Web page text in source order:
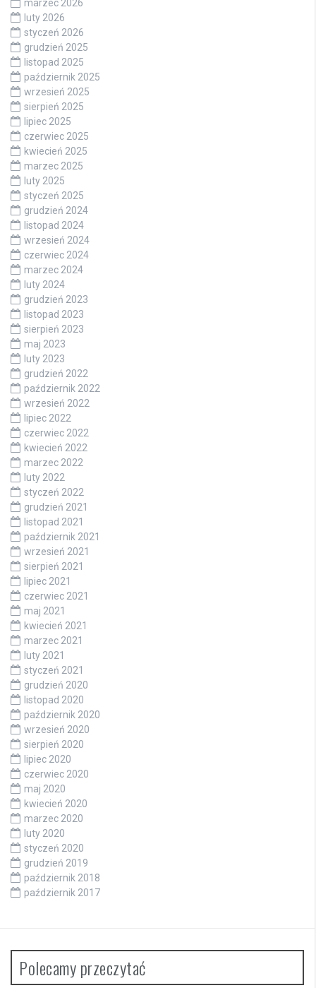
marzec 2026
luty 2026
styczeń 2026
grudzień 2025
listopad 2025
październik 2025
wrzesień 2025
sierpień 2025
lipiec 2025
czerwiec 2025
kwiecień 2025
marzec 2025
luty 2025
styczeń 2025
grudzień 2024
listopad 2024
wrzesień 2024
czerwiec 2024
marzec 2024
luty 2024
grudzień 2023
listopad 2023
sierpień 2023
maj 2023
luty 2023
grudzień 2022
październik 2022
wrzesień 2022
lipiec 2022
czerwiec 2022
kwiecień 2022
marzec 2022
luty 2022
styczeń 2022
grudzień 2021
listopad 2021
październik 2021
wrzesień 2021
sierpień 2021
lipiec 2021
czerwiec 2021
maj 2021
kwiecień 2021
marzec 2021
luty 2021
styczeń 2021
grudzień 2020
listopad 2020
październik 2020
wrzesień 2020
sierpień 2020
lipiec 2020
czerwiec 2020
maj 2020
kwiecień 2020
marzec 2020
luty 2020
styczeń 2020
grudzień 2019
październik 2018
październik 2017
Polecamy przeczytać